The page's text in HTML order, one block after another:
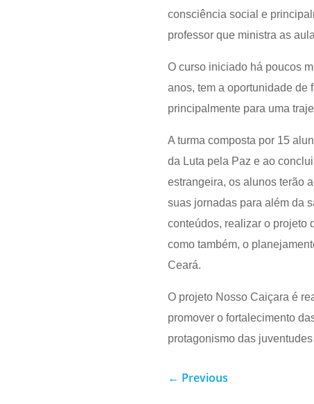
consciência social e
professor que ministra as
O curso iniciado há poucos
anos, tem a oportunidade de
principalmente para uma
A turma composta por 15
da Luta pela Paz e ao
estrangeira, os alunos terão
suas jornadas para além da
conteúdos, realizar o projeto
como também, o
Ceará.
O projeto Nosso Caiçara é
promover o fortalecimento
protagonismo das
← Previous